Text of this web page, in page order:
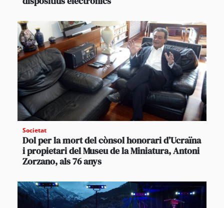
Societat
Dol per la mort del cònsol honorari d’Ucraïna
i propietari del Museu de la Miniatura, Antoni
Zorzano, als 76 anys